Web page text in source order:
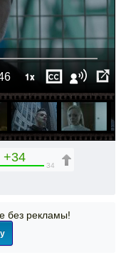
1x
+34
34
без рекламы!